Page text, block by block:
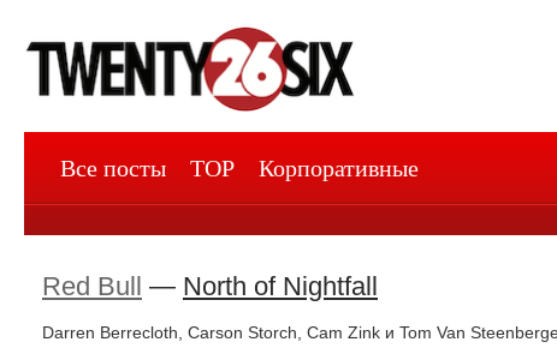
Все посты TOP Корпоративные
Red Bull — North of Nightfall
Darren Berrecloth, Carson Storch, Cam Zink и Tom Van